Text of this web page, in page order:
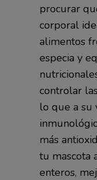
procurar
corporal
alimentos
especia y
controlar
lo que a su
más
tu mascota
enteros,